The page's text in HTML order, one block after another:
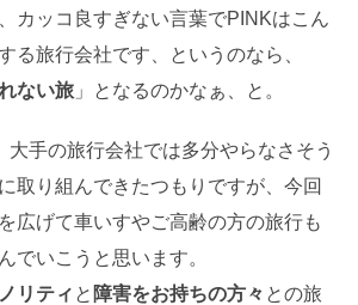
カッコ良すぎない言葉でPINKはこん
る旅行会社です、というのなら、
ない旅」となるのかなぁ、と。
大手の旅行会社では多分やらなさそう
取り組んできたつもりですが、今回
広げて車いすやご高齢の方の旅行も
でいこうと思います。
リティ と 障害をお持ちの方々 との旅